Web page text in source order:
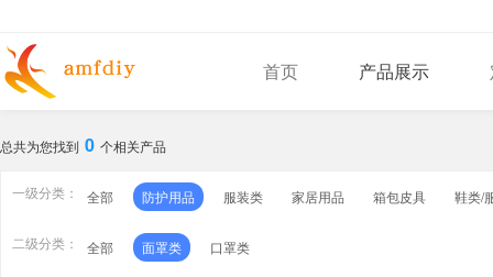
首页 产品展示
总共为您找到 0 个相关产品
一级分类： 全部 防护用品 服装类 家居用品 箱包皮具 鞋类/
二级分类： 全部 面罩类 口罩类